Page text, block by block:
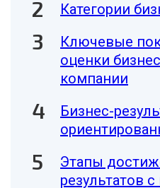
Категории
Ключевые
оценки
компании
Бизнес-
Этапы
результатов